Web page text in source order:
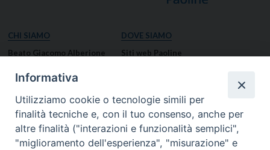
CHI SIAMO
Beato Giacomo Alberione
Missione Paolina
Luoghi delle Origini
Governo Generale
DOVE SIAMO
Siti web Paoline
Notizie dal governo generale
Notizie in breve
RISORSE
Informativa
Utilizziamo cookie o tecnologie simili per
finalità tecniche e, con il tuo consenso, anche per
altre finalità ("interazioni e funzionalità semplici",
"miglioramento dell'esperienza", "misurazione" e